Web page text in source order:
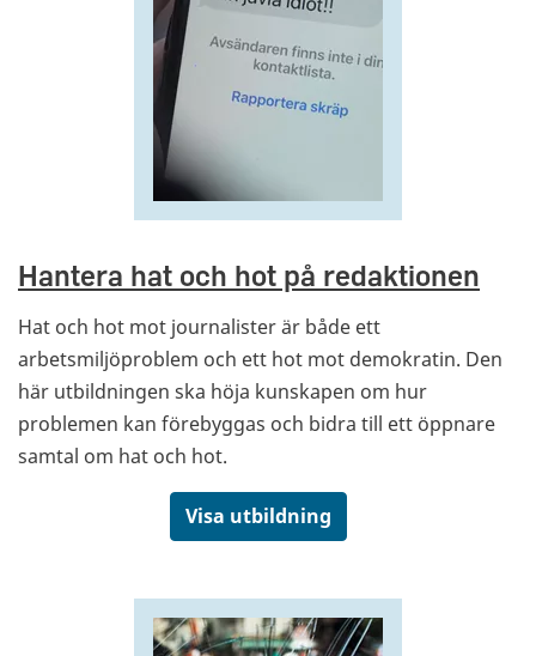
Hantera hat och hot på redaktionen
Hat och hot mot journalister är både ett
arbetsmiljöproblem och ett hot mot demokratin. Den
här utbildningen ska höja kunskapen om hur
problemen kan förebyggas och bidra till ett öppnare
samtal om hat och hot.
Visa utbildning